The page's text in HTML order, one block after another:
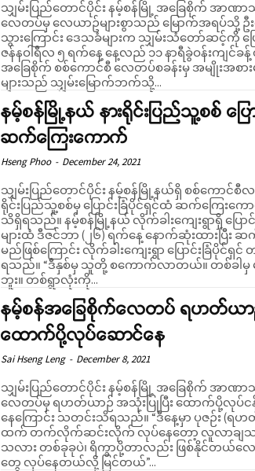
သျှမ်းပြည်တောင်ပိုင်း နမ့်စန်မြို့ အခြေစိုက် အာဏ
လေတပ်မှ လေယာဥ်များစွာသည် မြောက်အရပ်သို့ ဦး
သွားကြောင်း ဒေသခံများက သျှမ်းသံတော်ဆင့်ကို ပြော
ဇန်နဝါရီလ ၅ ရက်နေ့ နေ့လည် ၁၁ နာရီခွဲဝန်းကျင်ခ
အခြေစိုက် စစ်ကောင်စီ လေတပ်စခန်းမှ အမျိုးအ
များသည် သျှမ်းမြောက်ဘက်သို့...
နမ့်စန်မြို့နယ် နားရိုင်းပြည်သူ့စစ် ပြေ
ဆက်ကြေးကောက်
Hseng Phoo - December 24, 2021
သျှမ်းပြည်တောင်ပိုင်း နမ့်စန်မြို့နယ်ရှိ စစ်ကောင်စီ
ရိုင်းပြည်သူ့စစ်မှ ပြောင်းခြံပိုင်ရှင်ထံ ဆက်ကြေးကော
သိရှိရသည်။ နမ့်စန်မြို့နယ် လိုက်ခါးကျေးရွာရှိ ပြောင်းစိုက်သည့် ခြံပိုင်ရှင်
များထံ ဒီဇင်ဘာ (၂၆) ရက်နေ့ နောက်ဆုံးထားပြီး ဆ
မည်ဖြစ်ကြောင်း လိုက်ခါးကျေးရွာ ပြောင်းခြံပိုင်ရှ
ရသည်။ “ဒီနှစ်မှ သူတို့ စကောက်လာတယ်။ တစ်ခါမှ မကောက်ဖူးသေး
ဘူး။ တစ်ရွာလုံးကို...
နမ့်စန်အခြေစိုက်လေတပ် ရဟတ်ယာဉ်
ထောက်ပို့လုပ်ဆောင်နေ
Sai Hseng Leng - December 8, 2021
သျှမ်းပြည်တောင်ပိုင်း နမ့်စန်မြို့ အခြေစိုက် အာဏ
လေတပ်မှ ရဟတ်ယာဉ် အသုံးပြုပြီး ထောက်ပို့လုပ်ငန်
နေကြောင်း သတင်းသိရသည်။ “ဒီနေ့မှာ ပုဇဉ်း (ရဟတ်ယာဥ်)တွေက ပုံမှန်
ထက် တက်လိုက်ဆင်းလိုက် လုပ်နေတော့ လူလာချသ
သလား တစ်ခုခုပဲ၊ ရိက္ခာပို့တာလည်း ဖြစ်နိုင်တယ်လ
တွေ လုပ်နေတယ်လို့ မြင်တယ်”...